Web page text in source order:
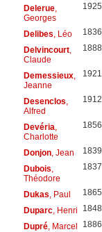
Delerue,
Georges
1925
Delibes , Léo 1836
Delvincourt,
Claude
1888
Demessieux,
Jeanne
1921
Desenclos
Alfred
1912
Devéria
Charlotte
1856
Donjon, Jean 1839
Dubois
Théodore
1837
Dukas , Paul 1865
Duparc, Henri 1848
Dupré, Marcel 1886